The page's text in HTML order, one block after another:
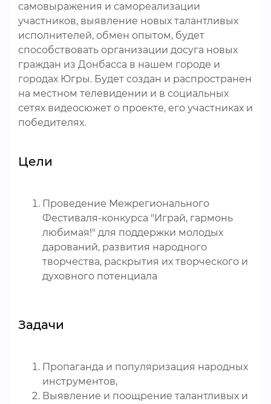
самовыражения и самореализации
участников, выявление новых талантливых
исполнителей, обмен опытом, будет
способствовать организации досуга новых
граждан из Донбасса в нашем городе и
городах Югры. Будет создан и распространен
на местном телевидении и в социальных
сетях видеосюжет о проекте, его участниках и
победителях.
Цели
Проведение Межрегионального
Фестиваля-конкурса "Играй, гармонь
любимая!" для поддержки молодых
дарований, развития народного
творчества, раскрытия их творческого и
духовного потенциала
Задачи
Пропаганда и популяризация народных
инструментов,
Выявление и поощрение талантливых и